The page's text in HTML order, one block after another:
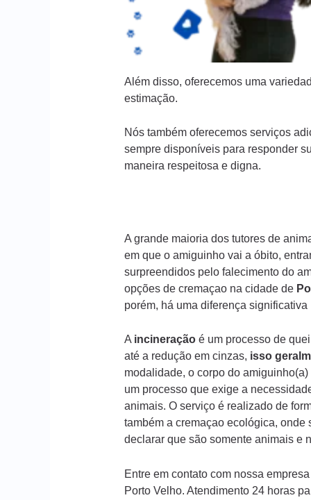
Além disso, oferecemos uma
estimação.
Nós também oferecemos serviços
sempre disponíveis para responder
maneira respeitosa e digna.
A grande maioria dos tutores de
em que o amiguinho vai a óbito,
surpreendidos pelo falecimento do
opções de cremaçao na cidade de
porém, há uma diferença
A incineraçãoé um processo de
até a redução em cinzas, isso
modalidade, o corpo do
um processo que exige a
animais. O serviço é realizado de
também a cremaçao ecológica,
declarar que são somente animais e
Entre em contato com nossa
Porto Velho. Atendimento 24 horas